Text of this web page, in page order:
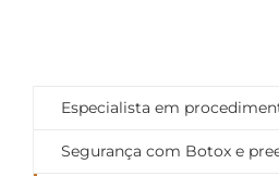
Especialista em
Segurança com Botox e